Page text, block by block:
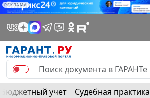
РЕКЛАМА
Бюджетный учет Судебная практика